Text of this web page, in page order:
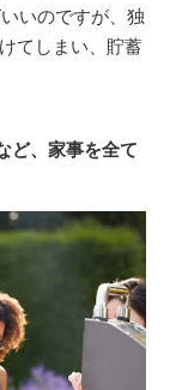
いのですが、独
てしまい、貯蓄
ど、家事を全て